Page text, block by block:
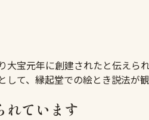
大宝元年に創建されたと伝えら
して、縁起堂での絵とき説法が
れています